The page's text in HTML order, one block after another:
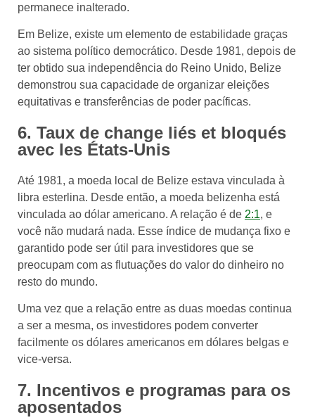
permanece inalterado.
Em Belize, existe um elemento de estabilidade graças
ao sistema político democrático. Desde 1981, depois de
ter obtido sua independência do Reino Unido, Belize
demonstrou sua capacidade de organizar eleições
equitativas e transferências de poder pacíficas.
6. Taux de change liés et bloqués
avec les États-Unis
Até 1981, a moeda local de Belize estava vinculada à
libra esterlina. Desde então, a moeda belizenha está
vinculada ao dólar americano. A relação é de 2:1, e
você não mudará nada. Esse índice de mudança fixo e
garantido pode ser útil para investidores que se
preocupam com as flutuações do valor do dinheiro no
resto do mundo.
Uma vez que a relação entre as duas moedas continua
a ser a mesma, os investidores podem converter
facilmente os dólares americanos em dólares belgas e
vice-versa.
7. Incentivos e programas para os
aposentados